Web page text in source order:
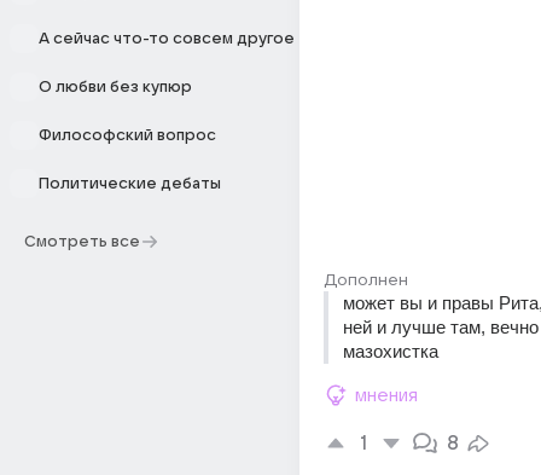
А сейчас что-то совсем другое
О любви без купюр
Философский вопрос
Политические дебаты
Смотреть все
Дополнен
может вы и правы
ней и лучше там, вечно
мазохистка
мнения
1 8